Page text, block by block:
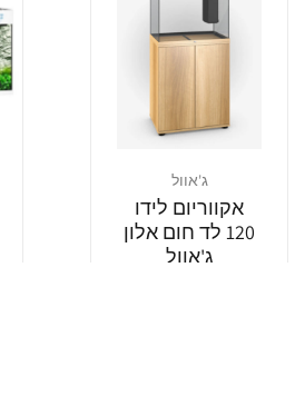
ג'אוול
אקווריום לידו
120 לד חום אלון
ג'אוול